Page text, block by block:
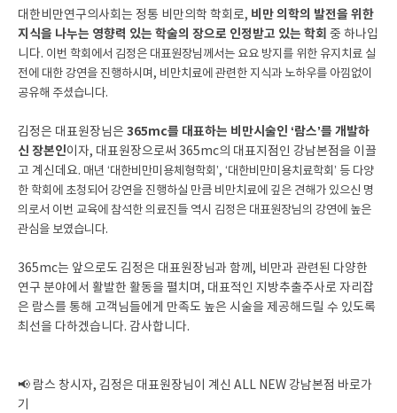
대한비만연구의사회는 정통 비만의학 학회로, 비만 의학의 발전을 위한
지식을 나누는 영향력 있는 학술의 장으로 인정받고 있는 학회 중 하나입
니다. 이번 학회에서 김정은 대표원장님께서는 요요 방지를 위한 유지치료 실
전에 대한 강연을 진행하시며, 비만치료에 관련한 지식과 노하우를 아낌없이
공유해 주셨습니다.
김정은 대표원장님은 365mc를 대표하는 비만시술인 ‘람스’를 개발하
신 장본인이자, 대표원장으로써 365mc의 대표지점인 강남본점을 이끌
고 계신데요. 매년 ‘대한비만미용체형학회’, ‘대한비만미용치료학회’ 등 다양
한 학회에 초청되어 강연을 진행하실 만큼 비만치료에 깊은 견해가 있으신 명
의로서 이번 교육에 참석한 의료진들 역시 김정은 대표원장님의 강연에 높은
관심을 보였습니다.
365mc는 앞으로도 김정은 대표원장님과 함께, 비만과 관련된 다양한
연구 분야에서 활발한 활동을 펼치며, 대표적인 지방추출주사로 자리잡
은 람스를 통해 고객님들에게 만족도 높은 시술을 제공해드릴 수 있도록
최선을 다하겠습니다. 감사합니다.
📢 람스 창시자, 김정은 대표원장님이 계신 ALL NEW 강남본점 바로가
기